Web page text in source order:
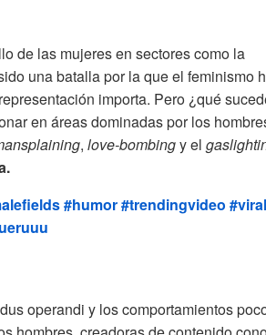
de las mujeres en sectores como la
una batalla por la que el feminismo
importa. Pero ¿qué
en áreas dominadas por los
, love-bombingy el
#humor#trendingvideo #viral
operandi y los comportamientos